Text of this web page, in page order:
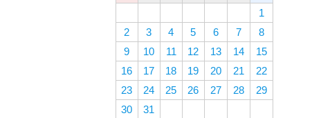
1
2
3 4 5 6 7
8
9
10 11 12 13 14
15
16
17 18 19 20 21
22
23
24 25 26 27 28
29
30
31